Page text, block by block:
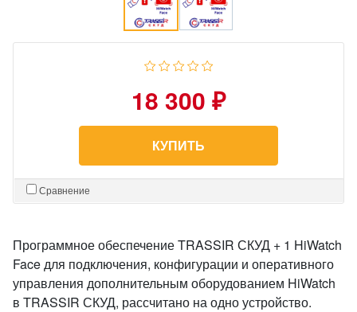
18 300 ₽
КУПИТЬ
Сравнение
Программное обеспечение TRASSIR СКУД + 1 HiWatch
Face для подключения, конфигурации и оперативного
управления дополнительным оборудованием HiWatch
в TRASSIR СКУД, рассчитано на одно устройство.